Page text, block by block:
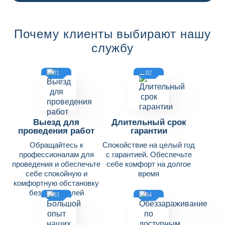
Почему клиенты выбирают нашу
службу
01
Выезд для
проведения работ
Обращайтесь к
профессионалам для
проведения и обеспечьте
себе спокойную и
комфортную обстановку
без вредителей
02
Длительный срок
гарантии
Спокойствие на целый год
с гарантией. Обеспечьте
себе комфорт на долгое
время
03 04